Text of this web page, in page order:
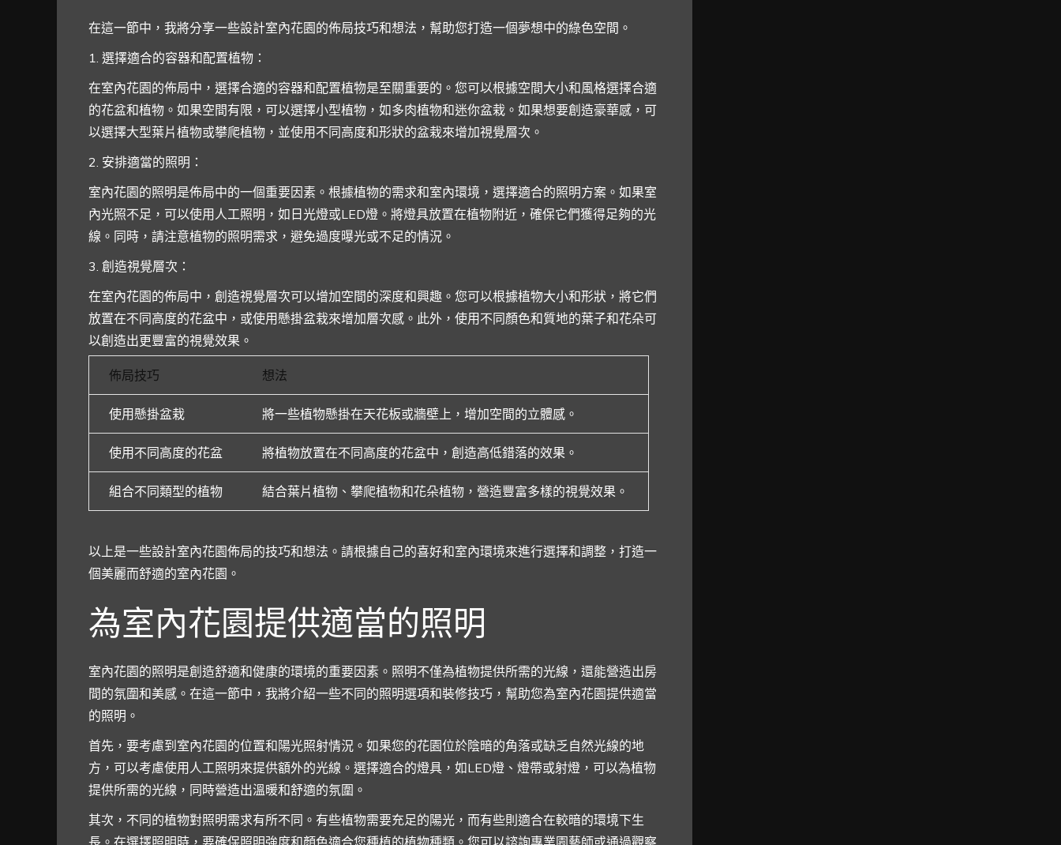
在這一節中，我將分享一些設計室內花園的佈局技巧和想法，幫助您打造一個夢想中的綠色空間。
1. 選擇適合的容器和配置植物：
在室內花園的佈局中，選擇合適的容器和配置植物是至關重要的。您可以根據空間大小和風格選擇合適
的花盆和植物。如果空間有限，可以選擇小型植物，如多肉植物和迷你盆栽。如果想要創造豪華感，可
以選擇大型葉片植物或攀爬植物，並使用不同高度和形狀的盆栽來增加視覺層次。
2. 安排適當的照明：
室內花園的照明是佈局中的一個重要因素。根據植物的需求和室內環境，選擇適合的照明方案。如果室
內光照不足，可以使用人工照明，如日光燈或LED燈。將燈具放置在植物附近，確保它們獲得足夠的光
線。同時，請注意植物的照明需求，避免過度曝光或不足的情況。
3. 創造視覺層次：
在室內花園的佈局中，創造視覺層次可以增加空間的深度和興趣。您可以根據植物大小和形狀，將它們
放置在不同高度的花盆中，或使用懸掛盆栽來增加層次感。此外，使用不同顏色和質地的葉子和花朵可
以創造出更豐富的視覺效果。
佈局技巧 想法
使用懸掛盆栽 將一些植物懸掛在天花板或牆壁上，增加空間的立體感。
使用不同高度的花盆 將植物放置在不同高度的花盆中，創造高低錯落的效果。
組合不同類型的植物 結合葉片植物、攀爬植物和花朵植物，營造豐富多樣的視覺效果。
以上是一些設計室內花園佈局的技巧和想法。請根據自己的喜好和室內環境來進行選擇和調整，打造一
個美麗而舒適的室內花園。
為室內花園提供適當的照明
室內花園的照明是創造舒適和健康的環境的重要因素。照明不僅為植物提供所需的光線，還能營造出房
間的氛圍和美感。在這一節中，我將介紹一些不同的照明選項和裝修技巧，幫助您為室內花園提供適當
的照明。
首先，要考慮到室內花園的位置和陽光照射情況。如果您的花園位於陰暗的角落或缺乏自然光線的地
方，可以考慮使用人工照明來提供額外的光線。選擇適合的燈具，如LED燈、燈帶或射燈，可以為植物
提供所需的光線，同時營造出溫暖和舒適的氛圍。
其次，不同的植物對照明需求有所不同。有些植物需要充足的陽光，而有些則適合在較暗的環境下生